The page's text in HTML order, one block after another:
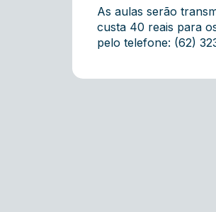
As aulas serão
custa 40 reais para
pelo telefone: (62)